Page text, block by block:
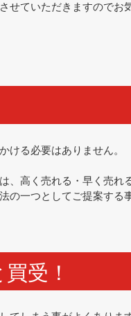
せていただきますのでお
ける必要はありません。
、高く売れる・早く売れ
の一つとしてご提案する
受！